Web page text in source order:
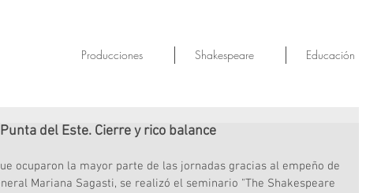
Producciones Shakespeare Educación
del Este. Cierre y rico balance
ocuparon la mayor parte de las jornadas gracias al empeño de
Mariana Sagasti, se realizó el seminario "The Shakespeare